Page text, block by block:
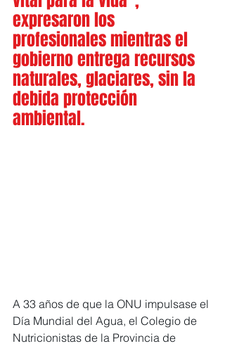
expresaron los
profesionales mientras el
gobierno entrega recursos
naturales, glaciares, sin la
debida protección
ambiental.
A 33 años de que la ONU impulsase el
Día Mundial del Agua, el Colegio de
Nutricionistas de la Provincia de